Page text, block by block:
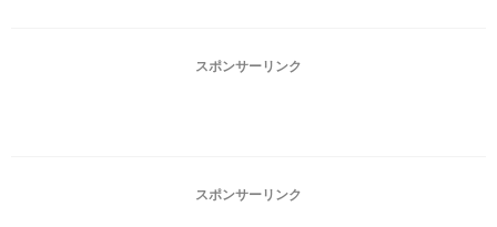
スポンサーリンク
スポンサーリンク